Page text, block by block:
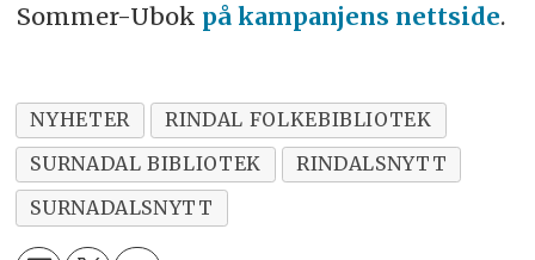
Sommer-Ubok på kampanjens nettside.
NYHETER
RINDAL FOLKEBIBLIOTEK
SURNADAL BIBLIOTEK
RINDALSNYTT
SURNADALSNYTT